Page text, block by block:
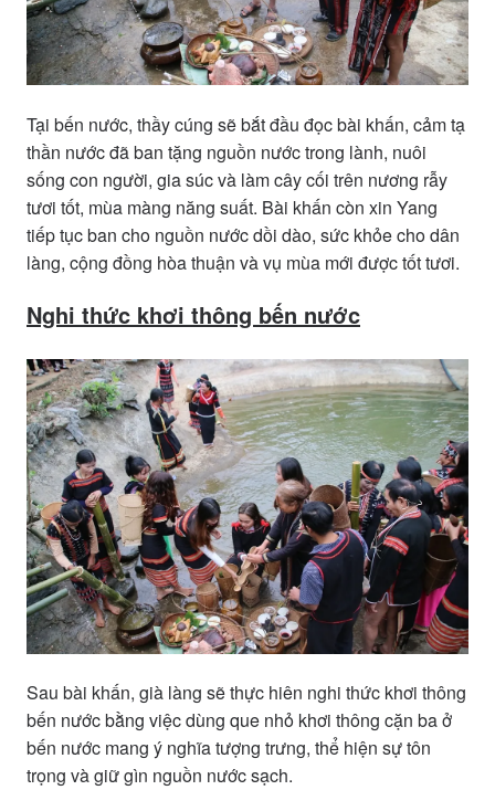
Tại bến nước, thầy cúng sẽ bắt đầu đọc bài khấn, cảm tạ
thần nước đã ban tặng nguồn nước trong lành, nuôi
sống con người, gia súc và làm cây cối trên nương rẫy
tươi tốt, mùa màng năng suất. Bài khấn còn xin Yang
tiếp tục ban cho nguồn nước dồi dào, sức khỏe cho dân
làng, cộng đồng hòa thuận và vụ mùa mới được tốt tươi.
Nghi thức khơi thông bến nước
Sau bài khấn, già làng sẽ thực hiên nghi thức khơi thông
bến nước bằng việc dùng que nhỏ khơi thông cặn ba ở
bến nước mang ý nghĩa tượng trưng, thể hiện sự tôn
trọng và giữ gìn nguồn nước sạch.